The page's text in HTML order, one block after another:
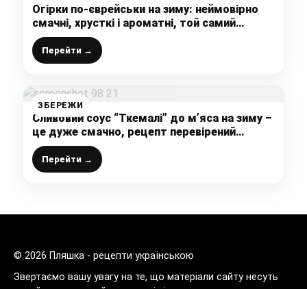
Огірки по-єврейськи на зиму: неймовірно
смачні, хрусткі і ароматні, той самий
рецепт, який у вас будуть просити всі
Перейти →
ЗБЕРЕЖИ
Сливовий соус “Ткемалі” до м’яса на зиму –
це дуже смачно, рецепт перевірений
роками
Перейти →
© 2026 Пляшка - рецепти українською
Звертаємо вашу увагу на те, що матеріали сайту несуть